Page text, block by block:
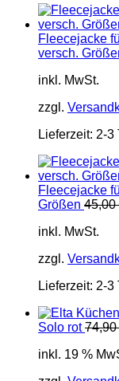
Fleecejacke
versch.
inkl. MwSt.
zzgl.
Lieferzeit: 2-3
Fleecejacke
Größen 45,00
inkl. MwSt.
zzgl.
Lieferzeit: 2-3
Solo rot 74,90
inkl. 19 %